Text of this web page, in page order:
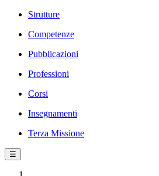
Strutture
Competenze
Pubblicazioni
Professioni
Corsi
Insegnamenti
Terza Missione
☰